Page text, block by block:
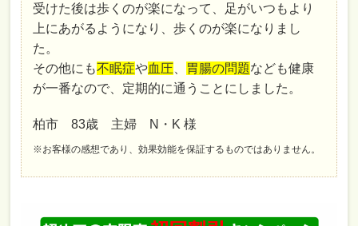
受けた後は歩くのが楽になって、足がいつもより
上にあがるようになり、歩くのが楽になりまし
た。
その他にも不眠症や血圧 胃腸の問題なども健康
が一番なので、定期的に通うことにしました。
柏市 83歳 主婦 N・K 様
※お客様の感想であり、効果効能を保証するものではありません。